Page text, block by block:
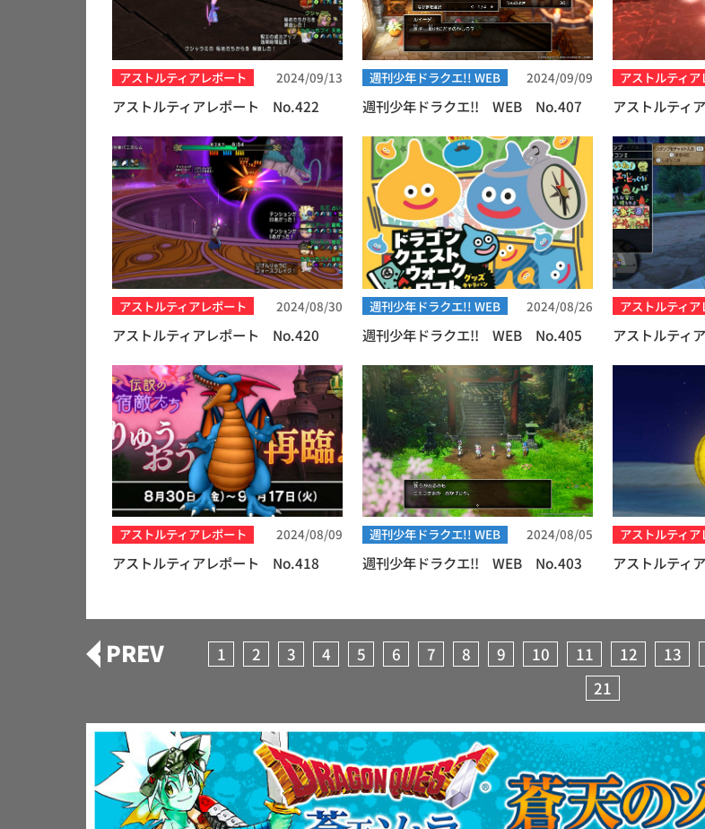
アストルティアレポート 2024/09/13
アストルティアレポート No.422
週刊少年ドラクエ!! WEB 2024/09/09
週刊少年ドラクエ!! WEB No.407
アストルティア
アストルティ
アストルティアレポート 2024/08/30
アストルティアレポート No.420
週刊少年ドラクエ!! WEB 2024/08/26
週刊少年ドラクエ!! WEB No.405
アストルティア
アストルティ
アストルティアレポート 2024/08/09
アストルティアレポート No.418
週刊少年ドラクエ!! WEB 2024/08/05
週刊少年ドラクエ!! WEB No.403
アストルティア
アストルティ
PREV 1 2 3 4 5 6 7 8 9 10 11 12 13
21